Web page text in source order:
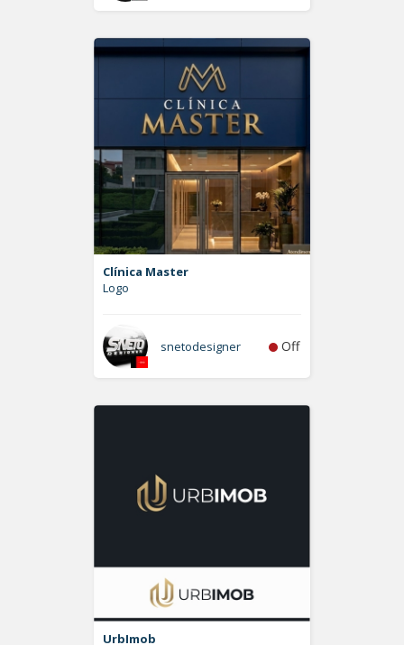
Clínica Master
Logo
snetodesigner Off
UrbImob